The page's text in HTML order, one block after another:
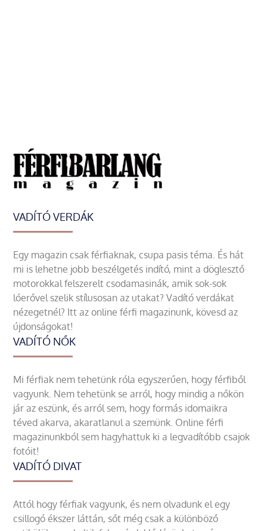
VADÍTÓ VERDÁK
Egy magazin csak férfiaknak, csupa pasis téma. És hát
mi is lehetne jobb beszélgetés indító, mint a döglesztő
motorokkal felszerelt csodamasinák, amik sok-sok
lóerővel szelik stílusosan az utakat? Vadító verdákat
nézegetnél? Itt az online férfi magazinunk, kövesd az
újdonságokat!
VADÍTÓ NŐK
Mi férfiak nem tehetünk róla egyszerűen, hogy férfiből
vagyunk. Nem tehetünk se arról, hogy mindig a nőkön
jár az eszünk, és arról sem, hogy formás idomaikra
téved akarva, akaratlanul a szemünk. Online férfi
magazinunkból sem hagyhattuk ki a legvadítóbb csajok
fotóit!
VADÍTÓ DIVAT
Attól hogy férfiak vagyunk, és nem olvadunk el egy
csillogó ékszer láttán, sőt még csak a különböző